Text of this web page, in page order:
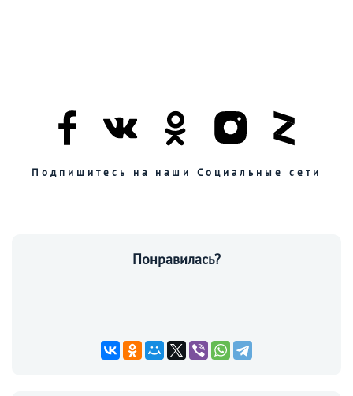
Подпишитесь на наши Социальные сети
Понравилась?